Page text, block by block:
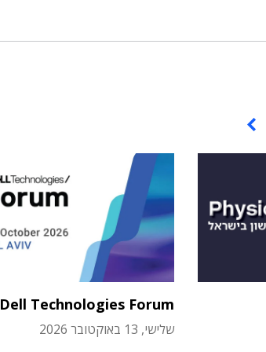
Dell Technologies Forum
שלישי, 13 באוקטובר 2026